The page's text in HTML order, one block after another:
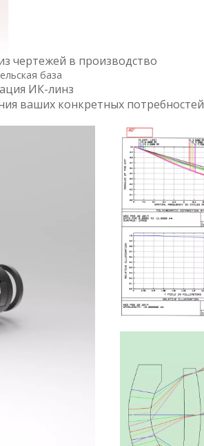
чертежей в производство
база
ИК-линз
ваших конкретных потребностей